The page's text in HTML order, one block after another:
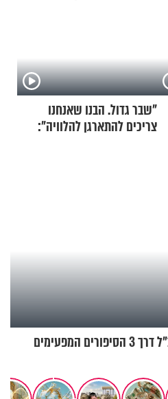
"שבר גדול. הבנו שאנחנו
צריכים להתארגן להלוויה":
הכירו את הרב אריה פינקל זצ"ל דרך 3 הסיפורים המפעימים